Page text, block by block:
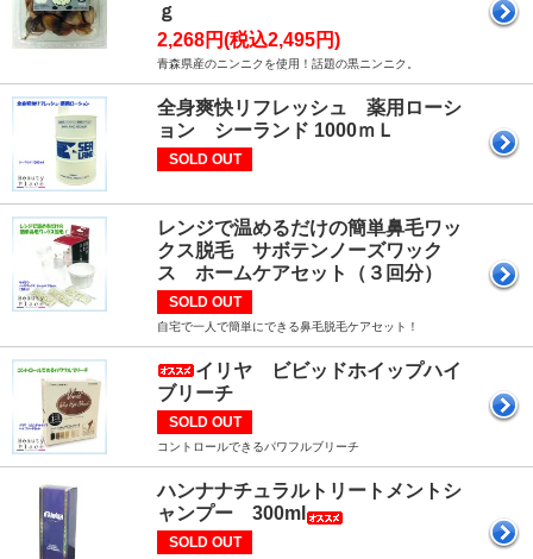
ｇ
2,268円(税込2,495円)
青森県産のニンニクを使用！話題の黒ニンニク。
全身爽快リフレッシュ 薬用ローシ
ョン シーランド 1000ｍＬ
SOLD OUT
レンジで温めるだけの簡単鼻毛ワッ
クス脱毛 サボテンノーズワック
ス ホームケアセット（３回分）
SOLD OUT
自宅で一人で簡単にできる鼻毛脱毛ケアセット！
イリヤ ビビッドホイップハイ
ブリーチ
SOLD OUT
コントロールできるパワフルブリーチ
ハンナナチュラルトリートメントシ
ャンプー 300ml
SOLD OUT